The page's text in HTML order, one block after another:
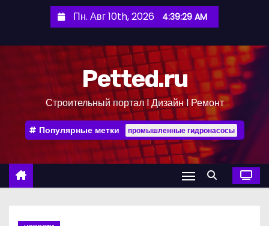
е
Пн. Авг 10th, 2026 4:39:30 AM
Petted.ru
Строительный портал l Дизайн l Ремонт
Популярные метки промышленные гидронасосы